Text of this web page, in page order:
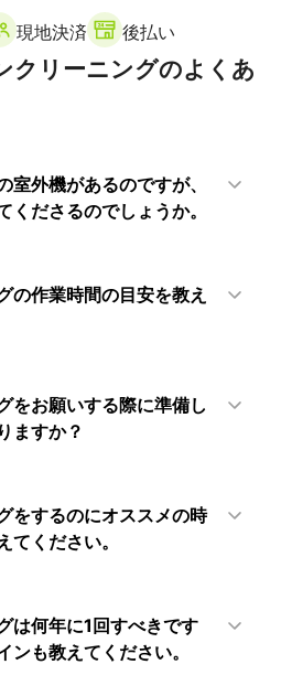
墨田区
府中市
江戸川区
市 国分寺市
小平市
市 白井市 柏市
八千代市
鴨川市 長生村
成田市
九十九里町
小菅村 都留市
たま市 越谷市
狭山市
松伏町 上尾市
春日部市
現地決済 後払い
クリーニングのよくあ
室外機があるのですが、
くださるのでしょうか。
の作業時間の目安を教え
をお願いする際に準備し
ますか？
をするのにオススメの時
てください。
は何年に1回すべきです
ンも教えてください。